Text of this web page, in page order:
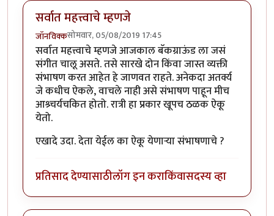
सर्वात महत्त्वाचे म्हणजे
जॉनविक्कसोमवार, 05/08/2019 17:45
सर्वात महत्त्वाचे म्हणजे आजकाल बॅकग्राऊंड ला जसं
संगीत चालू असते. तसे सारखे दोन किंवा जास्त व्यक्ती
संभाषण करत आहेत हे जाणवत राहते. अनेकदा अतर्क्य
जे कधीच ऐकले, वाचले नाही असे संभाषण पाहून मीच
आश्र्चर्यचकित होतो. रात्री हा प्रकार खूपच ठळक ऐकू
येतो.
एखादे उदा. देता येईल का ऐकू येणाऱ्या संभाषणाचे ?
प्रतिसाद देण्यासाठीलॉग इन कराकिंवासदस्य व्हा